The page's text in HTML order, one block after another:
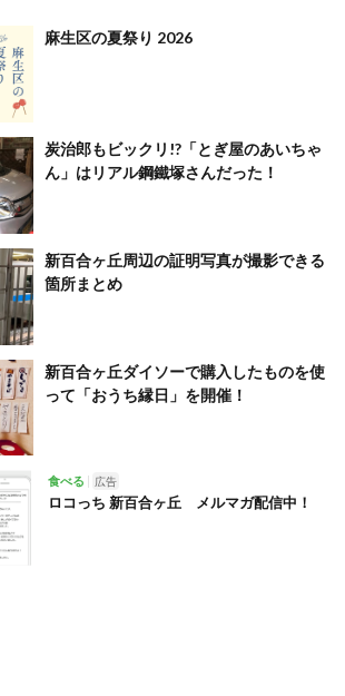
麻生区の夏祭り 2026
炭治郎もビックリ!?「とぎ屋のあいちゃ
ん」はリアル鋼鐵塚さんだった！
新百合ヶ丘周辺の証明写真が撮影できる
箇所まとめ
新百合ヶ丘ダイソーで購入したものを使
って「おうち縁日」を開催！
食べる 広告
ロコっち 新百合ヶ丘 メルマガ配信中！